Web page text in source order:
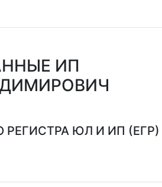
ИП
ЮЛ И ИП (ЕГР)